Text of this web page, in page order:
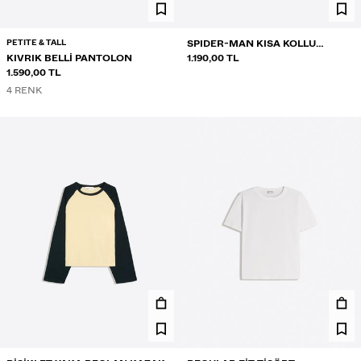
PETITE & TALL
KIVRIK BELLI PANTOLON
1.590,00 TL
4 RENK
SPIDER-MAN KISA KOLLU
TIŞÖRT
1.190,00 TL